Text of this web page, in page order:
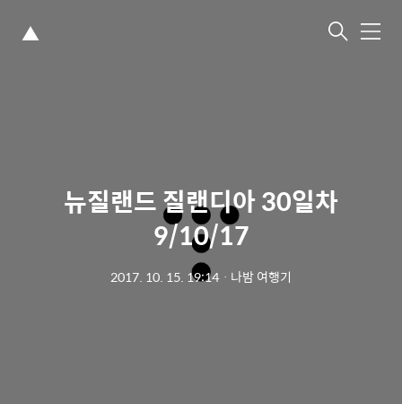
▲ 메
뉴질랜드 질랜디아 30일차
9/10/17
2017. 10. 15. 19:14 ㆍ 나밤 여행기